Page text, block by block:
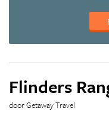
Flinders
door Getaway Travel